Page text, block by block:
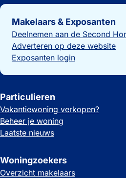
Belangrijke links
Makelaars & Exposanten
Deelnemen aan de Second
Adverteren op deze website
Exposanten login
Particulieren
Vakantiewoning verkopen?
Beheer je woning
Laatste nieuws
Woningzoekers
Overzicht makelaars